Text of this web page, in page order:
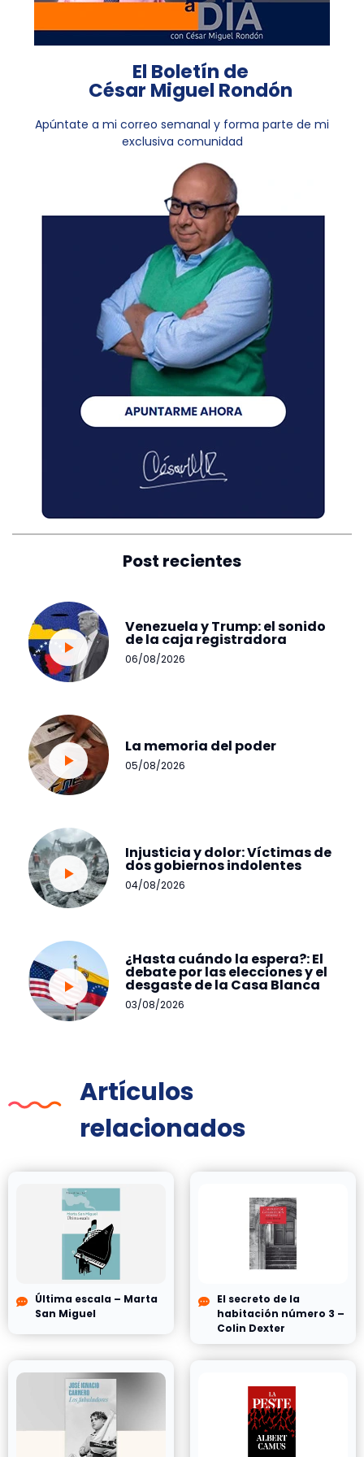
El Boletín de
César Miguel Rondón
Apúntate a mi correo semanal y forma parte de mi
exclusiva comunidad
Post recientes
Venezuela y Trump: el sonido
de la caja registradora
06/08/2026
La memoria del poder
05/08/2026
Injusticia y dolor: Víctimas de
dos gobiernos indolentes
04/08/2026
¿Hasta cuándo la espera?: El
debate por las elecciones y el
desgaste de la Casa Blanca
03/08/2026
Artículos
relacionados
Última escala – Marta
San Miguel
El secreto de la
habitación número 3 –
Colin Dexter